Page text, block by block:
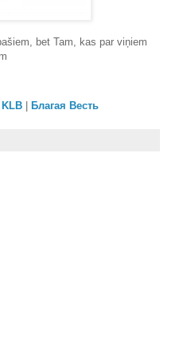
bet Tam, kas par viņiem
KLB Благая Весть